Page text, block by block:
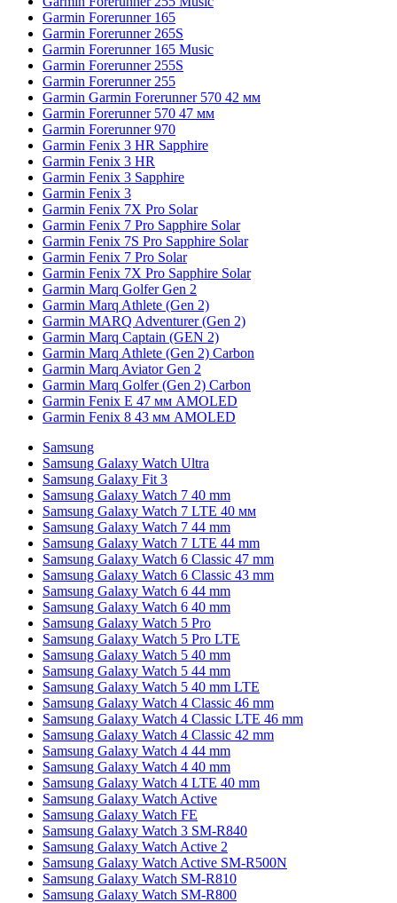
Garmin Forerunner 165
Garmin Forerunner 265S
Garmin Forerunner 165 Music
Garmin Forerunner 255S
Garmin Forerunner 255
Garmin Garmin Forerunner 570 42 мм
Garmin Forerunner 570 47 мм
Garmin Forerunner 970
Garmin Fenix 3 HR Sapphire
Garmin Fenix 3 HR
Garmin Fenix 3 Sapphire
Garmin Fenix 3
Garmin Fenix 7X Pro Solar
Garmin Fenix 7 Pro Sapphire Solar
Garmin Fenix 7S Pro Sapphire Solar
Garmin Fenix 7 Pro Solar
Garmin Fenix 7X Pro Sapphire Solar
Garmin Marq Golfer Gen 2
Garmin Marq Athlete (Gen 2)
Garmin MARQ Adventurer (Gen 2)
Garmin Marq Captain (GEN 2)
Garmin Marq Athlete (Gen 2) Carbon
Garmin Marq Aviator Gen 2
Garmin Marq Golfer (Gen 2) Carbon
Garmin Fenix E 47 мм AMOLED
Garmin Fenix 8 43 мм AMOLED
Samsung
Samsung Galaxy Watch Ultra
Samsung Galaxy Fit 3
Samsung Galaxy Watch 7 40 mm
Samsung Galaxy Watch 7 LTE 40 мм
Samsung Galaxy Watch 7 44 mm
Samsung Galaxy Watch 7 LTE 44 mm
Samsung Galaxy Watch 6 Classic 47 mm
Samsung Galaxy Watch 6 Classic 43 mm
Samsung Galaxy Watch 6 44 mm
Samsung Galaxy Watch 6 40 mm
Samsung Galaxy Watch 5 Pro
Samsung Galaxy Watch 5 Pro LTE
Samsung Galaxy Watch 5 40 mm
Samsung Galaxy Watch 5 44 mm
Samsung Galaxy Watch 5 40 mm LTE
Samsung Galaxy Watch 4 Classic 46 mm
Samsung Galaxy Watch 4 Classic LTE 46 mm
Samsung Galaxy Watch 4 Classic 42 mm
Samsung Galaxy Watch 4 44 mm
Samsung Galaxy Watch 4 40 mm
Samsung Galaxy Watch 4 LTE 40 mm
Samsung Galaxy Watch Active
Samsung Galaxy Watch FE
Samsung Galaxy Watch 3 SM-R840
Samsung Galaxy Watch Active 2
Samsung Galaxy Watch Active SM-R500N
Samsung Galaxy Watch SM-R810
Samsung Galaxy Watch SM-R800